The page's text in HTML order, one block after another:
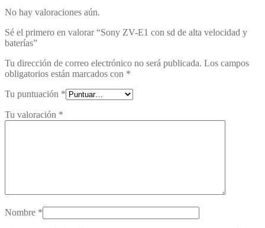
No hay valoraciones aún.
Sé el primero en valorar “Sony ZV-E1 con sd de alta velocidad y
baterías”
Tu dirección de correo electrónico no será publicada. Los campos
obligatorios están marcados con *
Tu puntuación *
Tu valoración *
Nombre *